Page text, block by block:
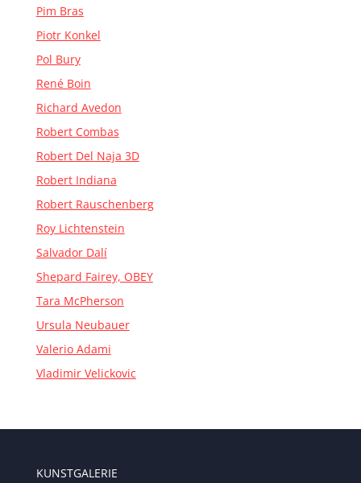
Pim Bras
Piotr Konkel
Pol Bury
René Boin
Richard Avedon
Robert Combas
Robert Del Naja 3D
Robert Indiana
Robert Rauschenberg
Roy Lichtenstein
Salvador Dalí
Shepard Fairey, OBEY
Tara McPherson
Ursula Neubauer
Valerio Adami
Vladimir Velickovic
KUNSTGALERIE